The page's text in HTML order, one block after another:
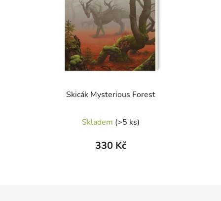
Skicák Mysterious Forest
Skladem (>5 ks)
330 Kč